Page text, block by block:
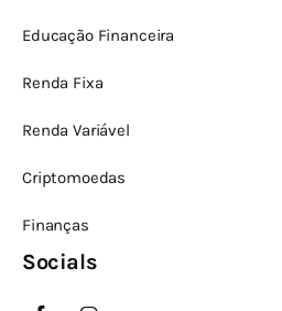
Educação Financeira
Renda Fixa
Renda Variável
Criptomoedas
Finanças
Socials